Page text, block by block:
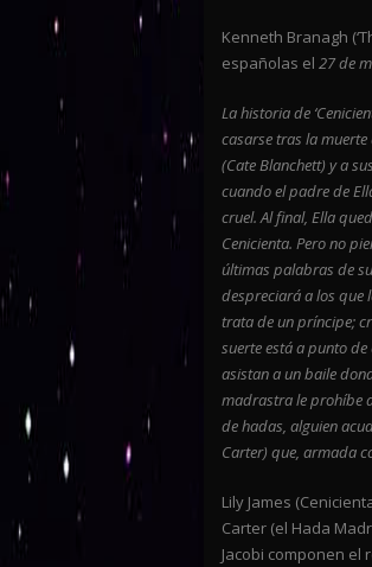
Kenneth Branagh
españolas el 27 de
La historia de
casarse tras la
(Cate Blanchett) y a
cuando el padre de
cruel. Al final, Ella
Cenicienta. Pero no
últimas palabras de
despreciará a los que
trata de un príncipe;
suerte está a punto
asistan a un baile
madrastra le prohíbe
de hadas, alguien
Carter) que, armada
Lily James
Carter (el Hada
Jacobi componen el